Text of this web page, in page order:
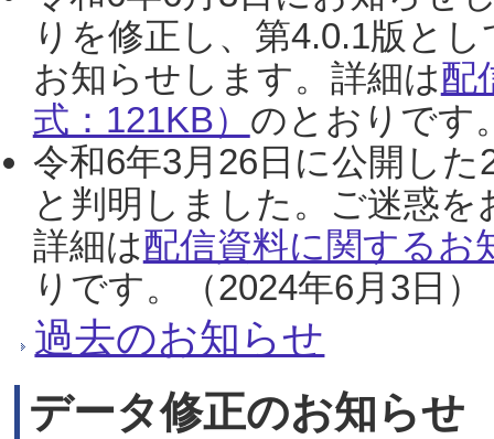
りを修正し、第4.0.1版と
お知らせします。詳細は配
式：121KB） のとおりです
令和6年3月26日に公開し
と判明しました。ご迷惑
詳細は配信資料に関するお
りです。（2024年6月3日）
過去のお知らせ
データ修正のお知らせ